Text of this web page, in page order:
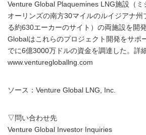
Venture Global Plaquemines LNG施設（ミ
オーリンズの南方30マイルのルイジアナ州
る約630エーカーのサイト）の両施設を開
Globalはこれらのプロジェクト開発をサポ
でに6億3000万ドルの資金を調達した。詳
www.venturegloballng.com
ソース：Venture Global LNG, Inc.
▽問い合わせ先
Venture Global Investor Inquiries